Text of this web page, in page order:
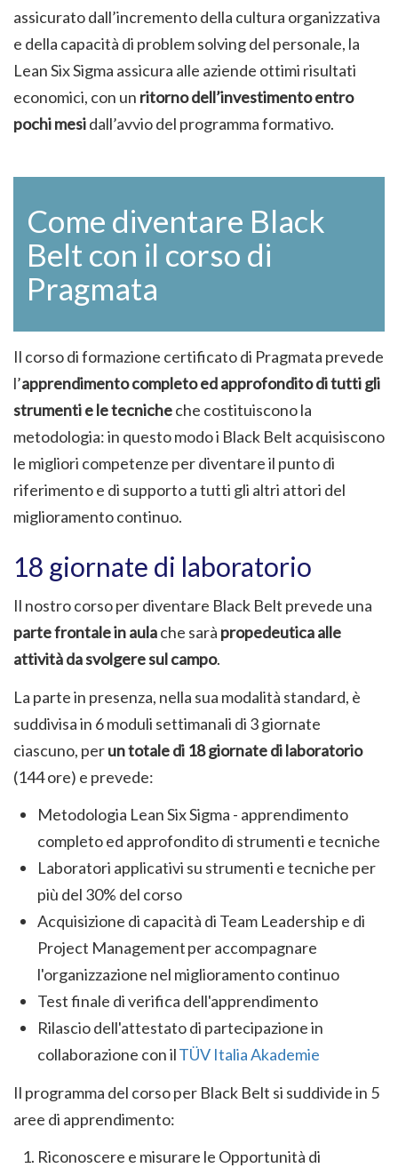
assicurato dall’incremento della cultura organizzativa
e della capacità di problem solving del personale, la
Lean Six Sigma assicura alle aziende ottimi risultati
economici, con un ritorno dell’investimento entro
pochi mesidall’avvio del programma formativo.
Come diventare Black
Belt con il corso di
Pragmata
Il corso di formazione certificato di Pragmata prevede
l’apprendimento completo ed approfondito di tutti gli
strumenti e le tecnicheche costituiscono la
metodologia: in questo modo i Black Belt acquisiscono
le migliori competenze per diventare il punto di
riferimento e di supporto a tutti gli altri attori del
miglioramento continuo.
18 giornate di laboratorio
Il nostro corso per diventare Black Belt prevede una
parte frontale in aulache sarà propedeutica alle
attività da svolgere sul campo.
La parte in presenza, nella sua modalità standard, è
suddivisa in 6 moduli settimanali di 3 giornate
ciascuno, perun totale di 18 giornate di laboratorio
(144 ore) e prevede:
Metodologia Lean Six Sigma - apprendimento
completo ed approfondito di strumenti e tecniche
Laboratori applicativi su strumenti e tecniche per
più del 30% del corso
Acquisizione di capacità di Team Leadership e di
Project Management per accompagnare
l'organizzazione nel miglioramento continuo
Test finale di verifica dell'apprendimento
Rilascio dell'attestato di partecipazione in
collaborazione con ilTÜV Italia Akademie
Il programma del corso per Black Belt si suddivide in 5
aree di apprendimento:
Riconoscere e misurare le Opportunità di